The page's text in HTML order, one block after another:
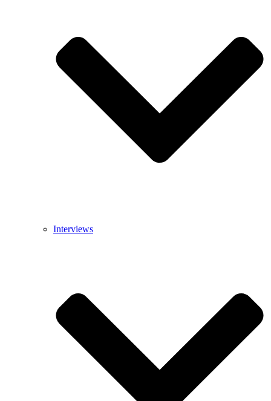
Interviews